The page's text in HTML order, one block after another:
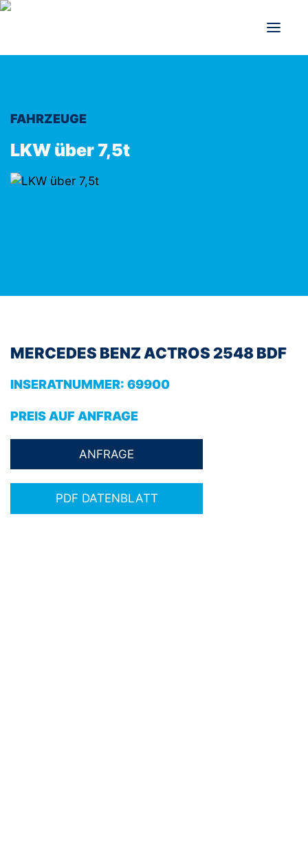
FAHRZEUGE
LKW über 7,5t
MERCEDES BENZ ACTROS 2548 BDF
INSERATNUMMER: 69900
PREIS AUF ANFRAGE
PDF DATENBLATT